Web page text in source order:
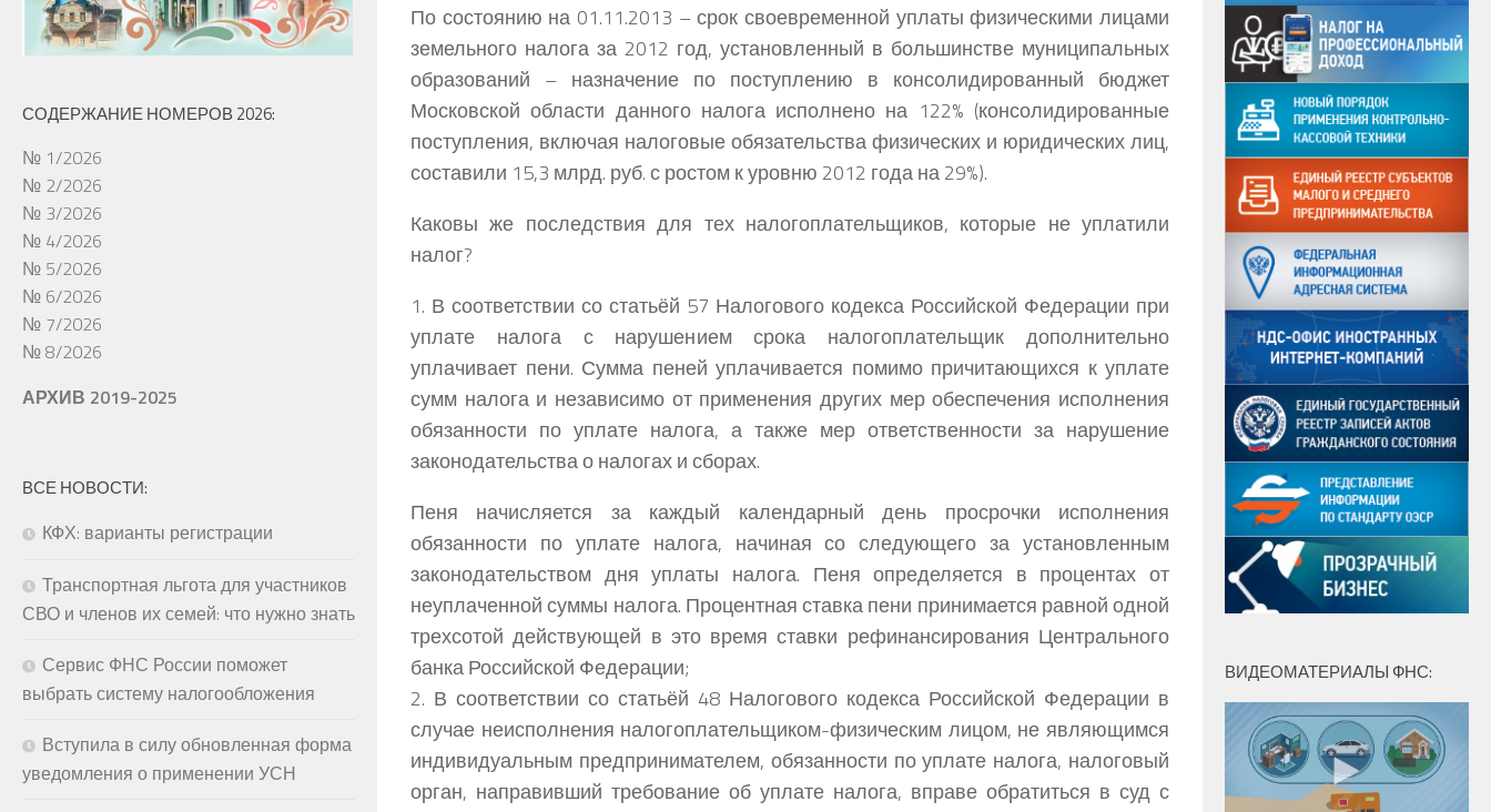
По состоянию на 01.11.2013 – срок своевременной уплаты физическими лицами
земельного налога за 2012 год, установленный в большинстве муниципальных
образований – назначение по поступлению в консолидированный бюджет
Московской области данного налога исполнено на 122% (консолидированные
поступления, включая налоговые обязательства физических и юридических лиц,
составили 15,3 млрд. руб. с ростом к уровню 2012 года на 29%).
Каковы же последствия для тех налогоплательщиков, которые не уплатили
налог?
1. В соответствии со статьёй 57 Налогового кодекса Российской Федерации при
уплате налога с нарушением срока налогоплательщик дополнительно
уплачивает пени. Сумма пеней уплачивается помимо причитающихся к уплате
сумм налога и независимо от применения других мер обеспечения исполнения
обязанности по уплате налога, а также мер ответственности за нарушение
законодательства о налогах и сборах.
Пеня начисляется за каждый календарный день просрочки исполнения
обязанности по уплате налога, начиная со следующего за установленным
законодательством дня уплаты налога. Пеня определяется в процентах от
неуплаченной суммы налога. Процентная ставка пени принимается равной одной
трехсотой действующей в это время ставки рефинансирования Центрального
банка Российской Федерации;
2. В соответствии со статьёй 48 Налогового кодекса Российской Федерации в
случае неисполнения налогоплательщиком-физическим лицом, не являющимся
индивидуальным предпринимателем, обязанности по уплате налога, налоговый
орган, направивший требование об уплате налога, вправе обратиться в суд с
СОДЕРЖАНИЕ НОМЕРОВ 2026:
№ 1/2026
№ 2/2026
№ 3/2026
№ 4/2026
№ 5/2026
№ 6/2026
№ 7/2026
№ 8/2026
АРХИВ 2019-2025
ВСЕ НОВОСТИ:
КФХ: варианты регистрации
Транспортная льгота для участников
СВО и членов их семей: что нужно знать
Сервис ФНС России поможет
выбрать систему налогообложения
Вступила в силу обновленная форма
уведомления о применении УСН
ВИДЕОМАТЕРИАЛЫ ФНС: